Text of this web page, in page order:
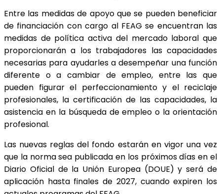
Entre las medidas de apoyo que se pueden beneficiar
de financiación con cargo al FEAG se encuentran las
medidas de política activa del mercado laboral que
proporcionarán a los trabajadores las capacidades
necesarias para ayudarles a desempeñar una función
diferente o a cambiar de empleo, entre las que
pueden figurar el perfeccionamiento y el reciclaje
profesionales, la certificación de las capacidades, la
asistencia en la búsqueda de empleo o la orientación
profesional.
Las nuevas reglas del fondo estarán en vigor una vez
que la norma sea publicada en los próximos días en el
Diario Oficial de la Unión Europea (DOUE) y será de
aplicación hasta finales de 2027, cuando expiren los